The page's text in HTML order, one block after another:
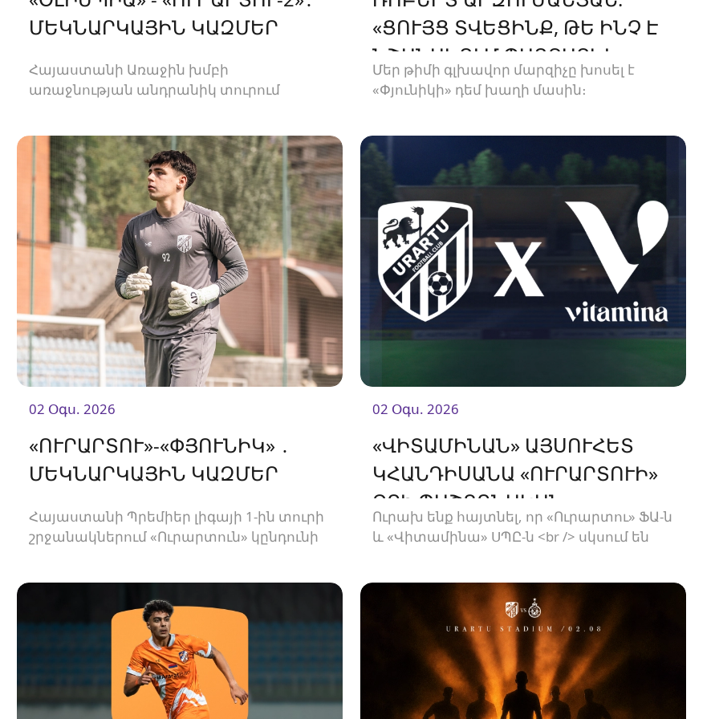
ՄԵԿՆԱՐԿԱՅԻՆ ԿԱԶՄԵՐ
Հայաստանի Առաջին խմբի
առաջնության անդրանիկ տուրում
«ՑՈՒՅՑ ՏՎԵՑԻՆՔ, ԹԵ ԻՆՉ Է
ՆՇԱՆԱԿՈՒՄ ՊԱՅՔԱՐԵԼ»
Մեր թիմի գլխավոր մարզիչը խոսել է
«Փյունիկի» դեմ խաղի մասին։
02 Օգս. 2026
«ՈՒՐԱՐՏՈՒ»-«ՓՅՈՒՆԻԿ» ․
ՄԵԿՆԱՐԿԱՅԻՆ ԿԱԶՄԵՐ
Հայաստանի Պրեմիեր լիգայի 1-ին տուրի
շրջանակներում «Ուրարտուն» կընդունի
02 Օգս. 2026
«ՎԻՏԱՄԻՆԱՆ» ԱՅՍՈՒՀԵՏ
ԿՀԱՆԴԻՍԱՆԱ «ՈՒՐԱՐՏՈՒԻ»
ՋՐԻ ՊԱՇՏՈՆԱԿԱՆ
ՄԱՏԱԿԱՐԱՐԸ
Ուրախ ենք հայտնել, որ «Ուրարտու» ՖԱ-ն
և «Վիտամինա» ՍՊԸ-ն <br /> սկսում են